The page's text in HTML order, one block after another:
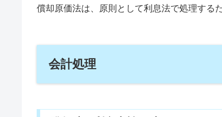
償却原価法は、原則として利息法で処理する
会計処理